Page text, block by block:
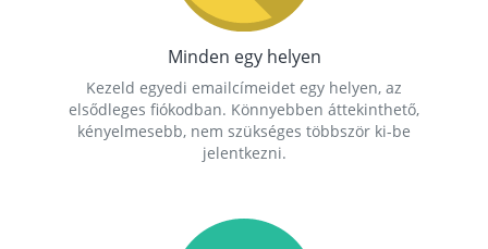
Minden egy helyen
Kezeld egyedi emailcímeidet egy helyen, az
elsődleges fiókodban. Könnyebben áttekinthető,
kényelmesebb, nem szükséges többször ki-be
jelentkezni.